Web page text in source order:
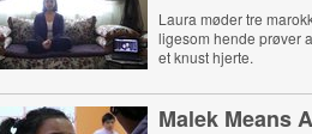
Laura møder tre
ligesom hende prøver
et knust hjerte.
Malek Means